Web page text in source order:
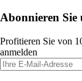
Abonnieren Sie
Profitieren Sie von
anmelden